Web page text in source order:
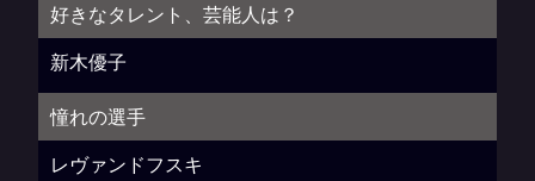
好きなタレント、芸能人は？
新木優子
憧れの選手
レヴァンドフスキ